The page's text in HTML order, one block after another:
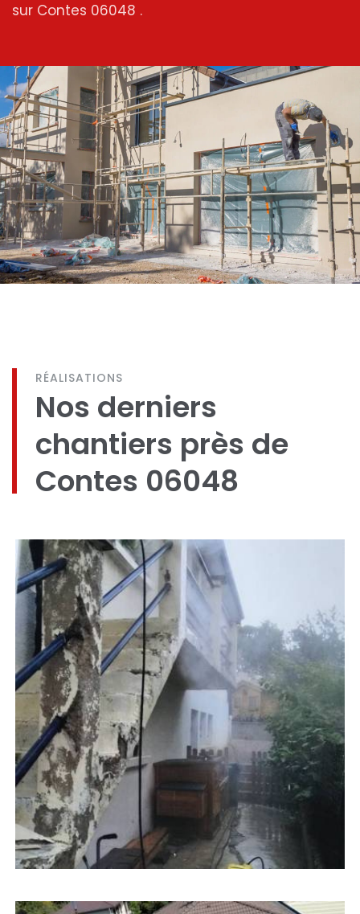
sur Contes 06048 .
RÉALISATIONS
Nos derniers
chantiers près de
Contes 06048